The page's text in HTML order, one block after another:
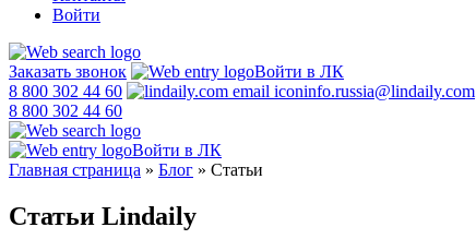
Войти
Заказать звонок
Войти в ЛК
8 800 302 44 60
info.russia@lindaily.com
8 800 302 44 60
Войти в ЛК
Главная страница » Блог » Статьи
Статьи Lindaily